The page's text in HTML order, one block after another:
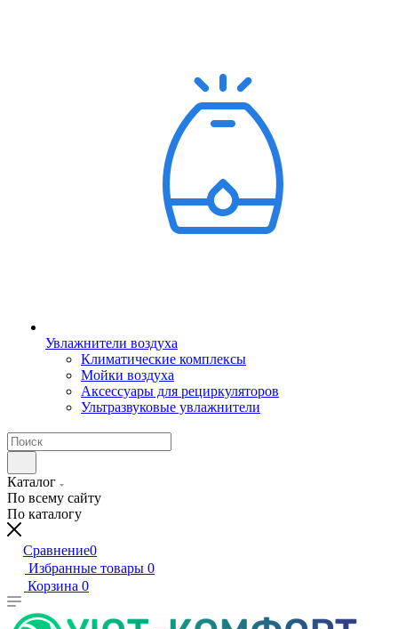
Увлажнители воздуха
Климатические комплексы
Мойки воздуха
Аксессуары для рециркуляторов
Ультразвуковые увлажнители
Каталог
По всему сайту
По каталогу
Сравнение0
Избранные товары 0
Корзина 0